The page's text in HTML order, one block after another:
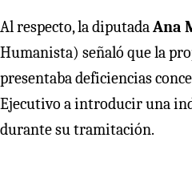
Al respecto, la diputadaAna
Humanista) señaló que la
presentaba deficiencias
Ejecutivo a introducir una
durante su tramitación.